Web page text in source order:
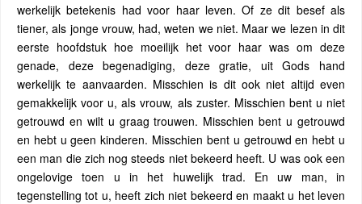
werkelijk betekenis had voor haar leven. Of ze dit besef als
tiener, als jonge vrouw, had, weten we niet. Maar we lezen in dit
eerste hoofdstuk hoe moeilijk het voor haar was om deze
genade, deze begenadiging, deze gratie, uit Gods hand
werkelijk te aanvaarden. Misschien is dit ook niet altijd even
gemakkelijk voor u, als vrouw, als zuster. Misschien bent u niet
getrouwd en wilt u graag trouwen. Misschien bent u getrouwd
en hebt u geen kinderen. Misschien bent u getrouwd en hebt u
een man die zich nog steeds niet bekeerd heeft. U was ook een
ongelovige toen u in het huwelijk trad. En uw man, in
tegenstelling tot u, heeft zich niet bekeerd en maakt u het leven